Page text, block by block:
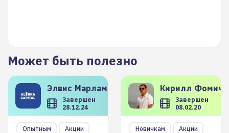
Может быть полезно
Элвис Марламов
Завершен
28.12.24
Опытным
Акции
Кирилл
Завершен
08.02.20
Новичкам
Акции